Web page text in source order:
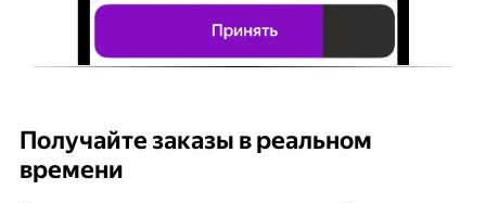
Получайте заказы в реальном
времени